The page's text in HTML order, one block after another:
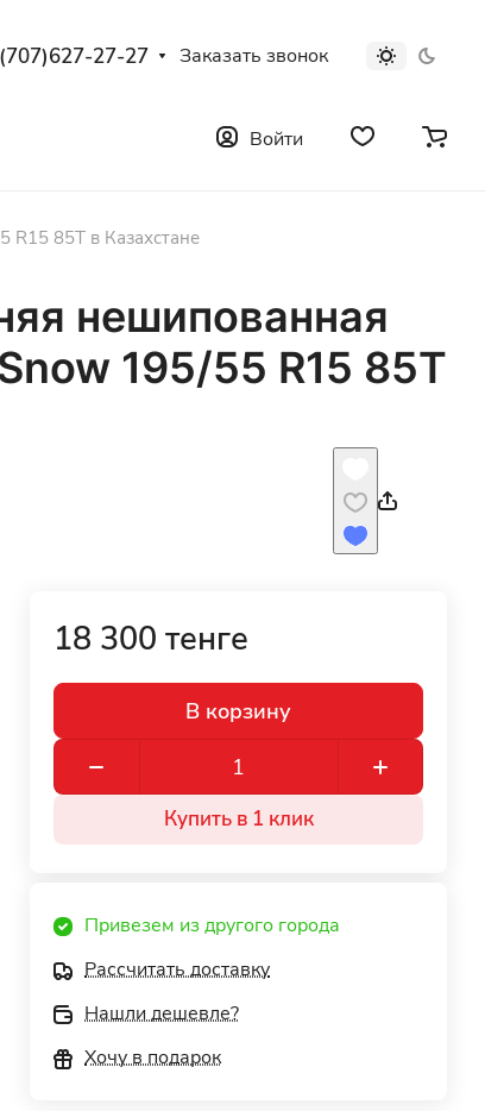
27-27 Заказать звонок
Войти
R15 85T в Казахстане
нешипованная
195/55 R15 85T
18 300 тенге
В корзину
Купить в 1 клик
Привезем из другого города
Рассчитать доставку
Нашли дешевле?
Хочу в подарок